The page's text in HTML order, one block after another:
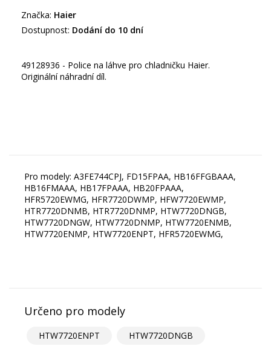
Značka: Haier
Dostupnost: Dodání do 10 dní
49128936 - Police na láhve pro chladničku Haier.
Originální náhradní díl.
Pro modely: A3FE744CPJ, FD15FPAA, HB16FFGBAAA,
HB16FMAAA, HB17FPAAA, HB20FPAAA,
HFR5720EWMG, HFR7720DWMP, HFW7720EWMP,
HTR7720DNMB, HTR7720DNMP, HTW7720DNGB,
HTW7720DNGW, HTW7720DNMP, HTW7720ENMB,
HTW7720ENMP, HTW7720ENPT, HFR5720EWMG,
Určeno pro modely
HTW7720ENPT
HTW7720DNGB